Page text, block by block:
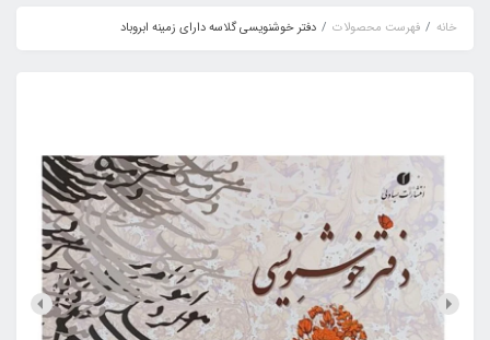
خانه فهرست محصولات دفتر خوشنویسی گلاسه دارای زمینه ابروباد